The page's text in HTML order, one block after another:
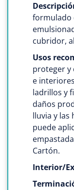
formulado
cubridor,
Usos
proteger y
e
ladrillos y
daños
lluvia y las
puede
Cartón.
Interior/